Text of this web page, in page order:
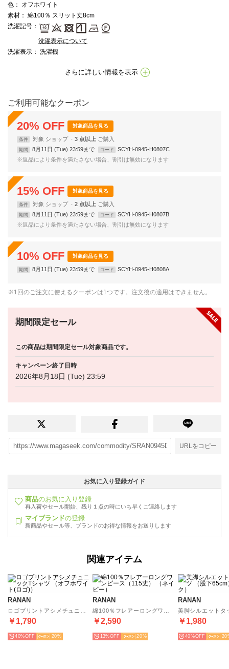
色 ： オフホワイト
素材 ： 綿100％ スリット丈8cm
洗濯記号 ：
洗濯表示について
洗濯表示 ： 洗濯機
さらに詳しい情報を表示
ご利用可能なクーポン
20% OFF 対象商品を見る
条件 対象 ショップ 3 点以上
期間 8月11日 (Tue) 23:59まで コード
SCYH-0945-H0807C
※返品により条件を満たさない場合、割引は無効になります
15% OFF 対象商品を見る
条件 対象 ショップ 2 点以上
期間 8月11日 (Tue) 23:59まで コード
SCYH-0945-H0807B
※返品により条件を満たさない場合、割引は無効になります
10% OFF 対象商品を見る
期間 8月11日 (Tue) 23:59まで コード SCYH-0945-H0808A
※1回のご注文に使えるクーポンは1つです。注文後の適用はできません。
期間限定セール
この商品は期間限定セール対象商品です。
キャンペーン終了日時
2026年8月18日 (Tue) 23:59
URLをコピー
お気に入り登録ガイド
商品のお気に入り登録
再入荷やセール開始、残り１点の時にいち早くご連絡します
マイブランドの登録
新商品やセール等、ブランドのお得な情報をお送りします
関連アイテム
RANAN
￥1,790
40% 20
RANAN
￥2,590
13% 20
RANAN
￥1,980
40% 20